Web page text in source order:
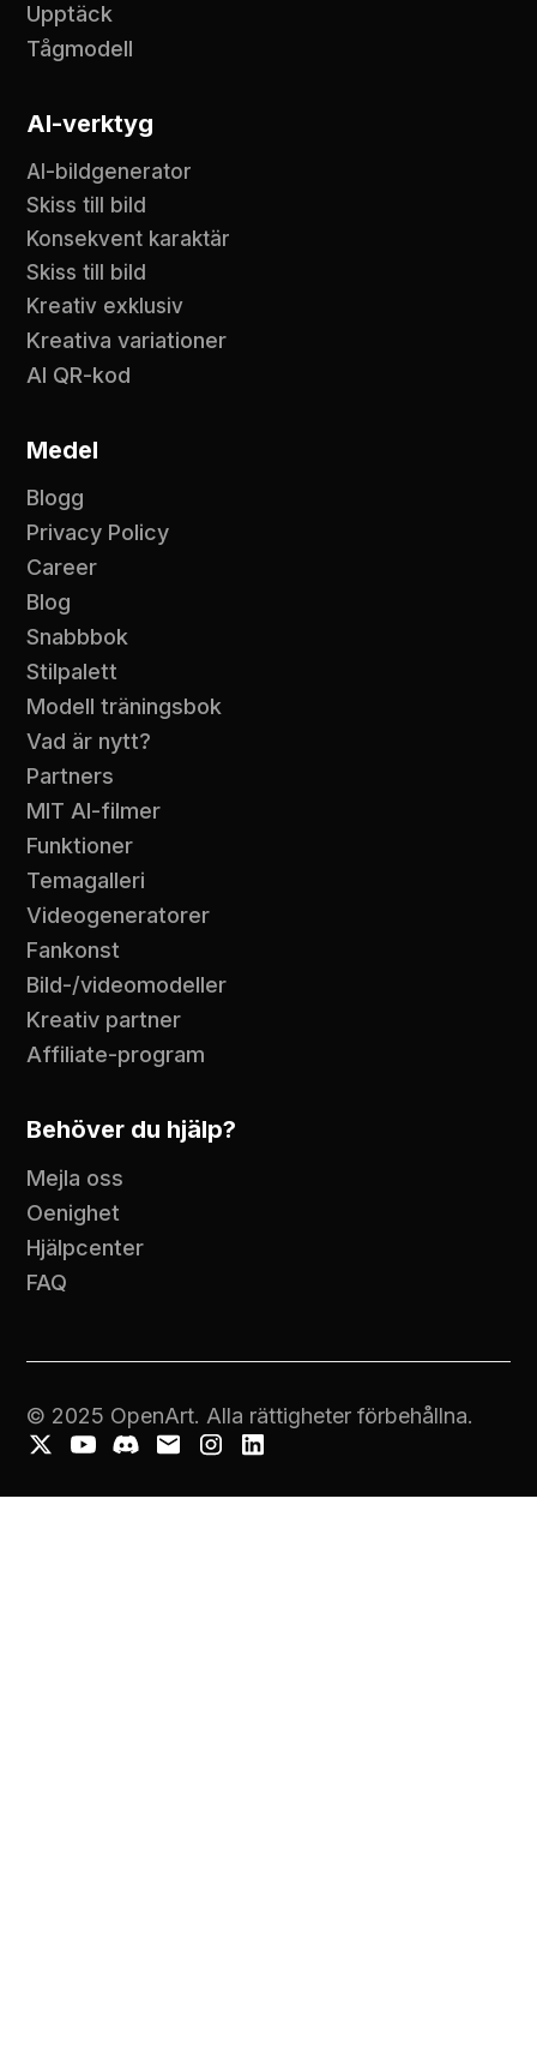
Upptäck
Tågmodell
AI-verktyg
AI-bildgenerator
Skiss till bild
Konsekvent karaktär
Skiss till bild
Kreativ exklusiv
Kreativa variationer
AI QR-kod
Medel
Blogg
Privacy Policy
Career
Blog
Snabbbok
Stilpalett
Modell träningsbok
Vad är nytt?
Partners
MIT AI-filmer
Funktioner
Temagalleri
Videogeneratorer
Fankonst
Bild-/videomodeller
Kreativ partner
Affiliate-program
Behöver du hjälp?
Mejla oss
Oenighet
Hjälpcenter
FAQ
© 2025 OpenArt. Alla rättigheter förbehållna.